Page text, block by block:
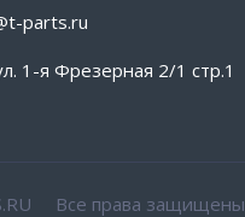
parts.ru
1-я Фрезерная 2/1 стр.1
Все права защищены